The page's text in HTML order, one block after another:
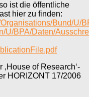
ist die öffentliche
hier zu finden:
Bund/U/
U/BPA/Daten/
of Research‘-
HORIZONT 17/2006